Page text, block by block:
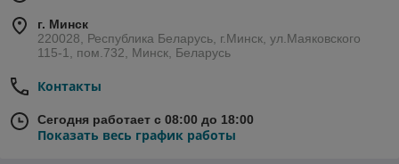
г. Минск
220028, Республика Беларусь, г.Минск, ул.Маяковского
115-1, пом.732, Минск, Беларусь
Контакты
Сегодня работает с 08:00 до 18:00
Показать весь график работы